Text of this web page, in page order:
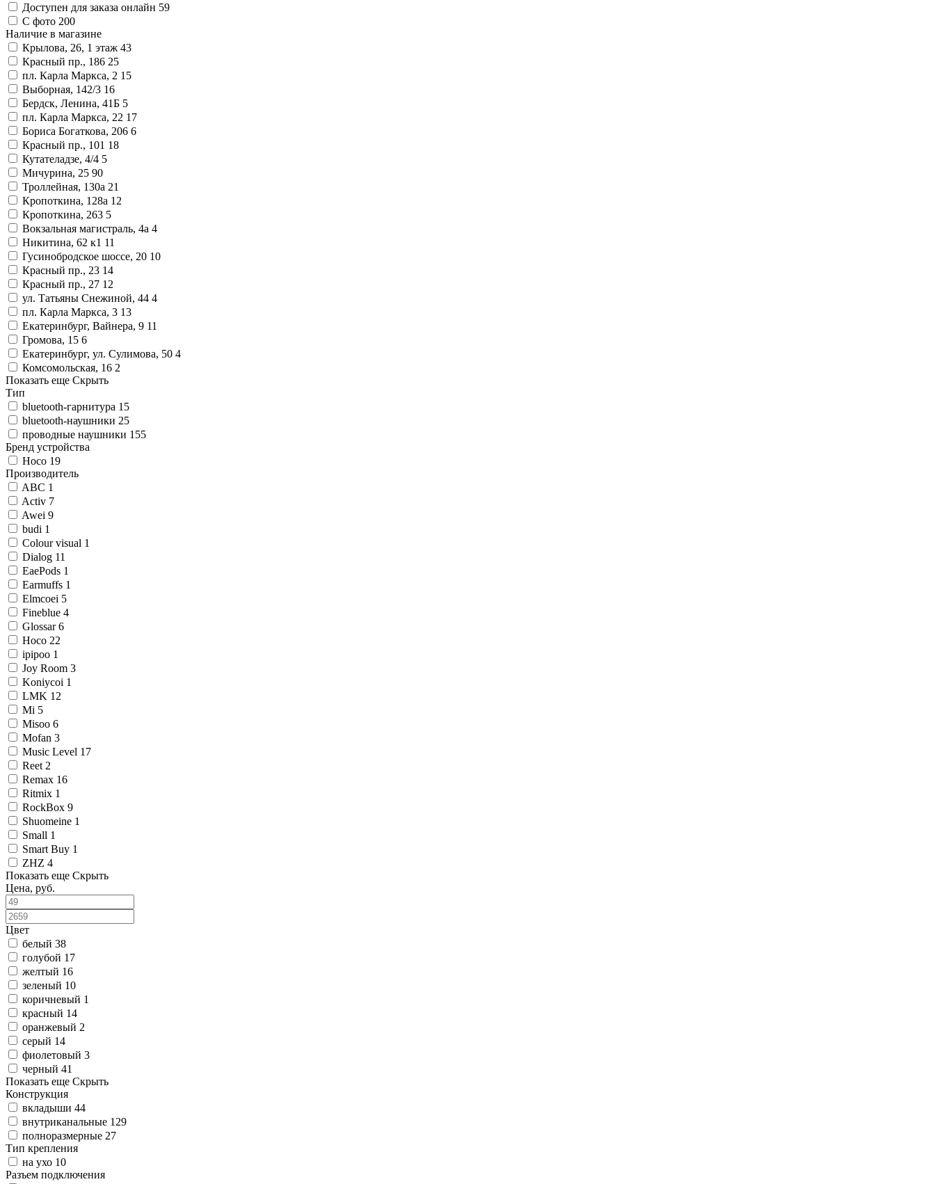
Доступен для заказа онлайн 59
С фото 200
Наличие в магазине
Крылова, 26, 1 этаж 43
Красный пр., 186 25
пл. Карла Маркса, 2 15
Выборная, 142/3 16
Бердск, Ленина, 41Б 5
пл. Карла Маркса, 22 17
Бориса Богаткова, 206 6
Красный пр., 101 18
Кутателадзе, 4/4 5
Мичурина, 25 90
Троллейная, 130а 21
Кропоткина, 128а 12
Кропоткина, 263 5
Вокзальная магистраль, 4а 4
Никитина, 62 к1 11
Гусинобродское шоссе, 20 10
Красный пр., 23 14
Красный пр., 27 12
ул. Татьяны Снежиной, 44 4
пл. Карла Маркса, 3 13
Екатеринбург, Вайнера, 9 11
Громова, 15 6
Екатеринбург, ул. Сулимова, 50 4
Комсомольская, 16 2
Показать еще Скрыть
Тип
bluetooth-гарнитура 15
bluetooth-наушники 25
проводные наушники 155
Бренд устройства
Hoco 19
Производитель
ABC 1
Activ 7
Awei 9
budi 1
Colour visual 1
Dialog 11
EaePods 1
Earmuffs 1
Elmcoei 5
Fineblue 4
Glossar 6
Hoco 22
ipipoo 1
Joy Room 3
Koniycoi 1
LMK 12
Mi 5
Misoo 6
Mofan 3
Music Level 17
Reet 2
Remax 16
Ritmix 1
RockBox 9
Shuomeine 1
Small 1
Smart Buy 1
ZHZ 4
Показать еще Скрыть
Цена, руб.
Цвет
белый 38
голубой 17
желтый 16
зеленый 10
коричневый 1
красный 14
оранжевый 2
серый 14
фиолетовый 3
черный 41
Показать еще Скрыть
Конструкция
вкладыши 44
внутриканальные 129
полноразмерные 27
Тип крепления
на ухо 10
Разъем подключения